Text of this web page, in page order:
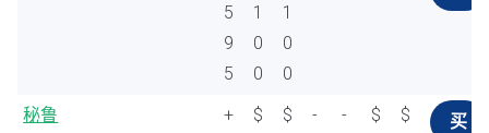
5
9
5
1
0
0
1
0
0
秘鲁
+
$
$
- -
$
$
买